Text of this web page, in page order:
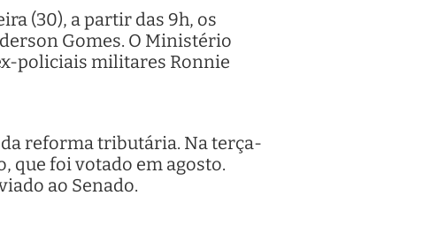
(30), a partir das 9h, os
Gomes. O Ministério
policiais militares Ronnie
reforma tributária. Na terça-
que foi votado em agosto.
ao Senado.